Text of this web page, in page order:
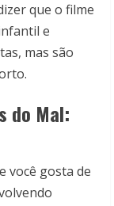
que o filme
e
mas são
do Mal:
você gosta de